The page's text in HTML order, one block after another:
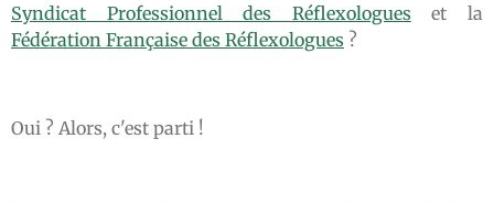
Syndicat Professionnel des Réflexologueset la
Fédération Française des Réflexologues ?
Oui ? Alors, c'est parti !